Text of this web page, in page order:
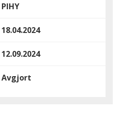
PIHY
18.04.2024
12.09.2024
Avgjort